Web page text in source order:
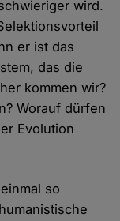
wird.
er ist das
das die
kommen wir?
Worauf dürfen
Evolution
so